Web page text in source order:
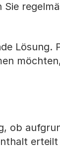
Lösung.
ob